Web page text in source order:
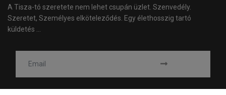
A Tisza-tó szeretete nem lehet csupán üzlet. Szenvedély.
Szeretet, Személyes elköteleződés. Egy élethosszig tartó
küldetés ...